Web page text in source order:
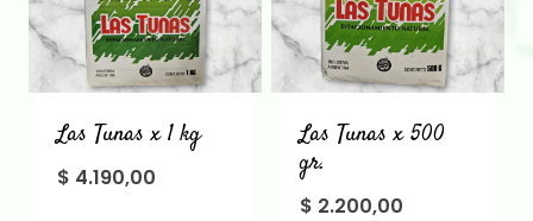
Las Tunas x 1 kg
$ 4.190,00
Las Tunas x 500
gr.
$ 2.200,00